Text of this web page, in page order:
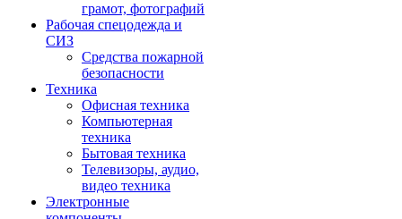
грамот, фотографий
Рабочая спецодежда и
СИЗ
Средства пожарной
безопасности
Техника
Офисная техника
Компьютерная
техника
Бытовая техника
Телевизоры, аудио,
видео техника
Электронные